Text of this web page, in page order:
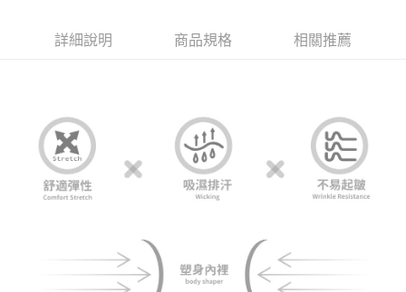
7-11取貨付款
每筆NT$60，滿NT$1,000(含以上)免運費
付款後7-11取貨
每筆NT$60，滿NT$1,000(含以上)免運費
每筆NT$120，滿NT$1,000(含以上)免運費
詳細說明 商品規格 相關推薦